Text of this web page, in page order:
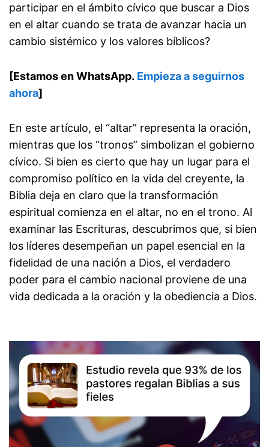
participar en el ámbito cívico que buscar a Dios
en el altar cuando se trata de avanzar hacia un
cambio sistémico y los valores bíblicos?
[Estamos en WhatsApp. Empieza a seguirnos
ahora]
En este artículo, el “altar” representa la oración,
mientras que los “tronos” simbolizan el gobierno
cívico. Si bien es cierto que hay un lugar para el
compromiso político en la vida del creyente, la
Biblia deja en claro que la transformación
espiritual comienza en el altar, no en el trono. Al
examinar las Escrituras, descubrimos que, si bien
los líderes desempeñan un papel esencial en la
fidelidad de una nación a Dios, el verdadero
poder para el cambio nacional proviene de una
vida dedicada a la oración y la obediencia a Dios.